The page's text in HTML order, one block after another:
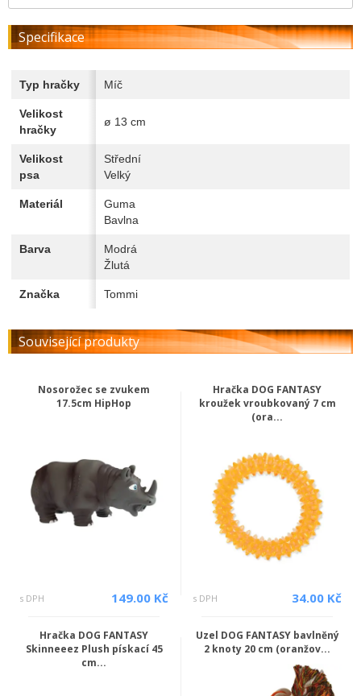
Specifikace
Typ hračky Míč
Velikost
hračky
ø 13 cm
Velikost
psa
Střední
Velký
Materiál
Guma
Bavlna
Barva
Modrá
Žlutá
Značka Tommi
Související produkty
Nosorožec se zvukem
17.5cm HipHop
s DPH 149.00 Kč
Hračka DOG FANTASY
kroužek vroubkovaný 7 cm
(ora...
s DPH 34.00 Kč
Hračka DOG FANTASY
Skinneeez Plush pískací 45
cm...
Uzel DOG FANTASY bavlněný
2 knoty 20 cm (oranžov...